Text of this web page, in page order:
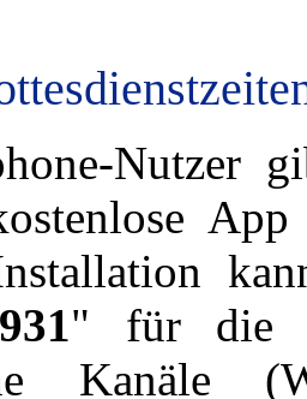
Nutzer
931" für die
Kanäle